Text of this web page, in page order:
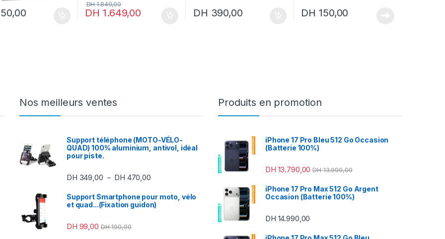
DH 1.649,00
DH1.849,00
DH 390,00 DH 150,00
Nos meilleurs ventes
Support téléphone (MOTO-VÉLO-
QUAD) 100% aluminium, antivol, idéal
pour piste.
DH 349,00 – DH 470,00Plage de prix : DH 349,00 à DH 470,00
Support Smartphone pour moto, vélo
et quad...(Fixation guidon)
DH 99,00 DH190,00
Produits en promotion
iPhone 17 Pro Bleu 512 Go Occasion
(Batterie 100%)
DH 13.790,00 DH13.990,00
iPhone 17 Pro Max 512 Go Argent
Occasion (Batterie 100%)
DH 14.990,00